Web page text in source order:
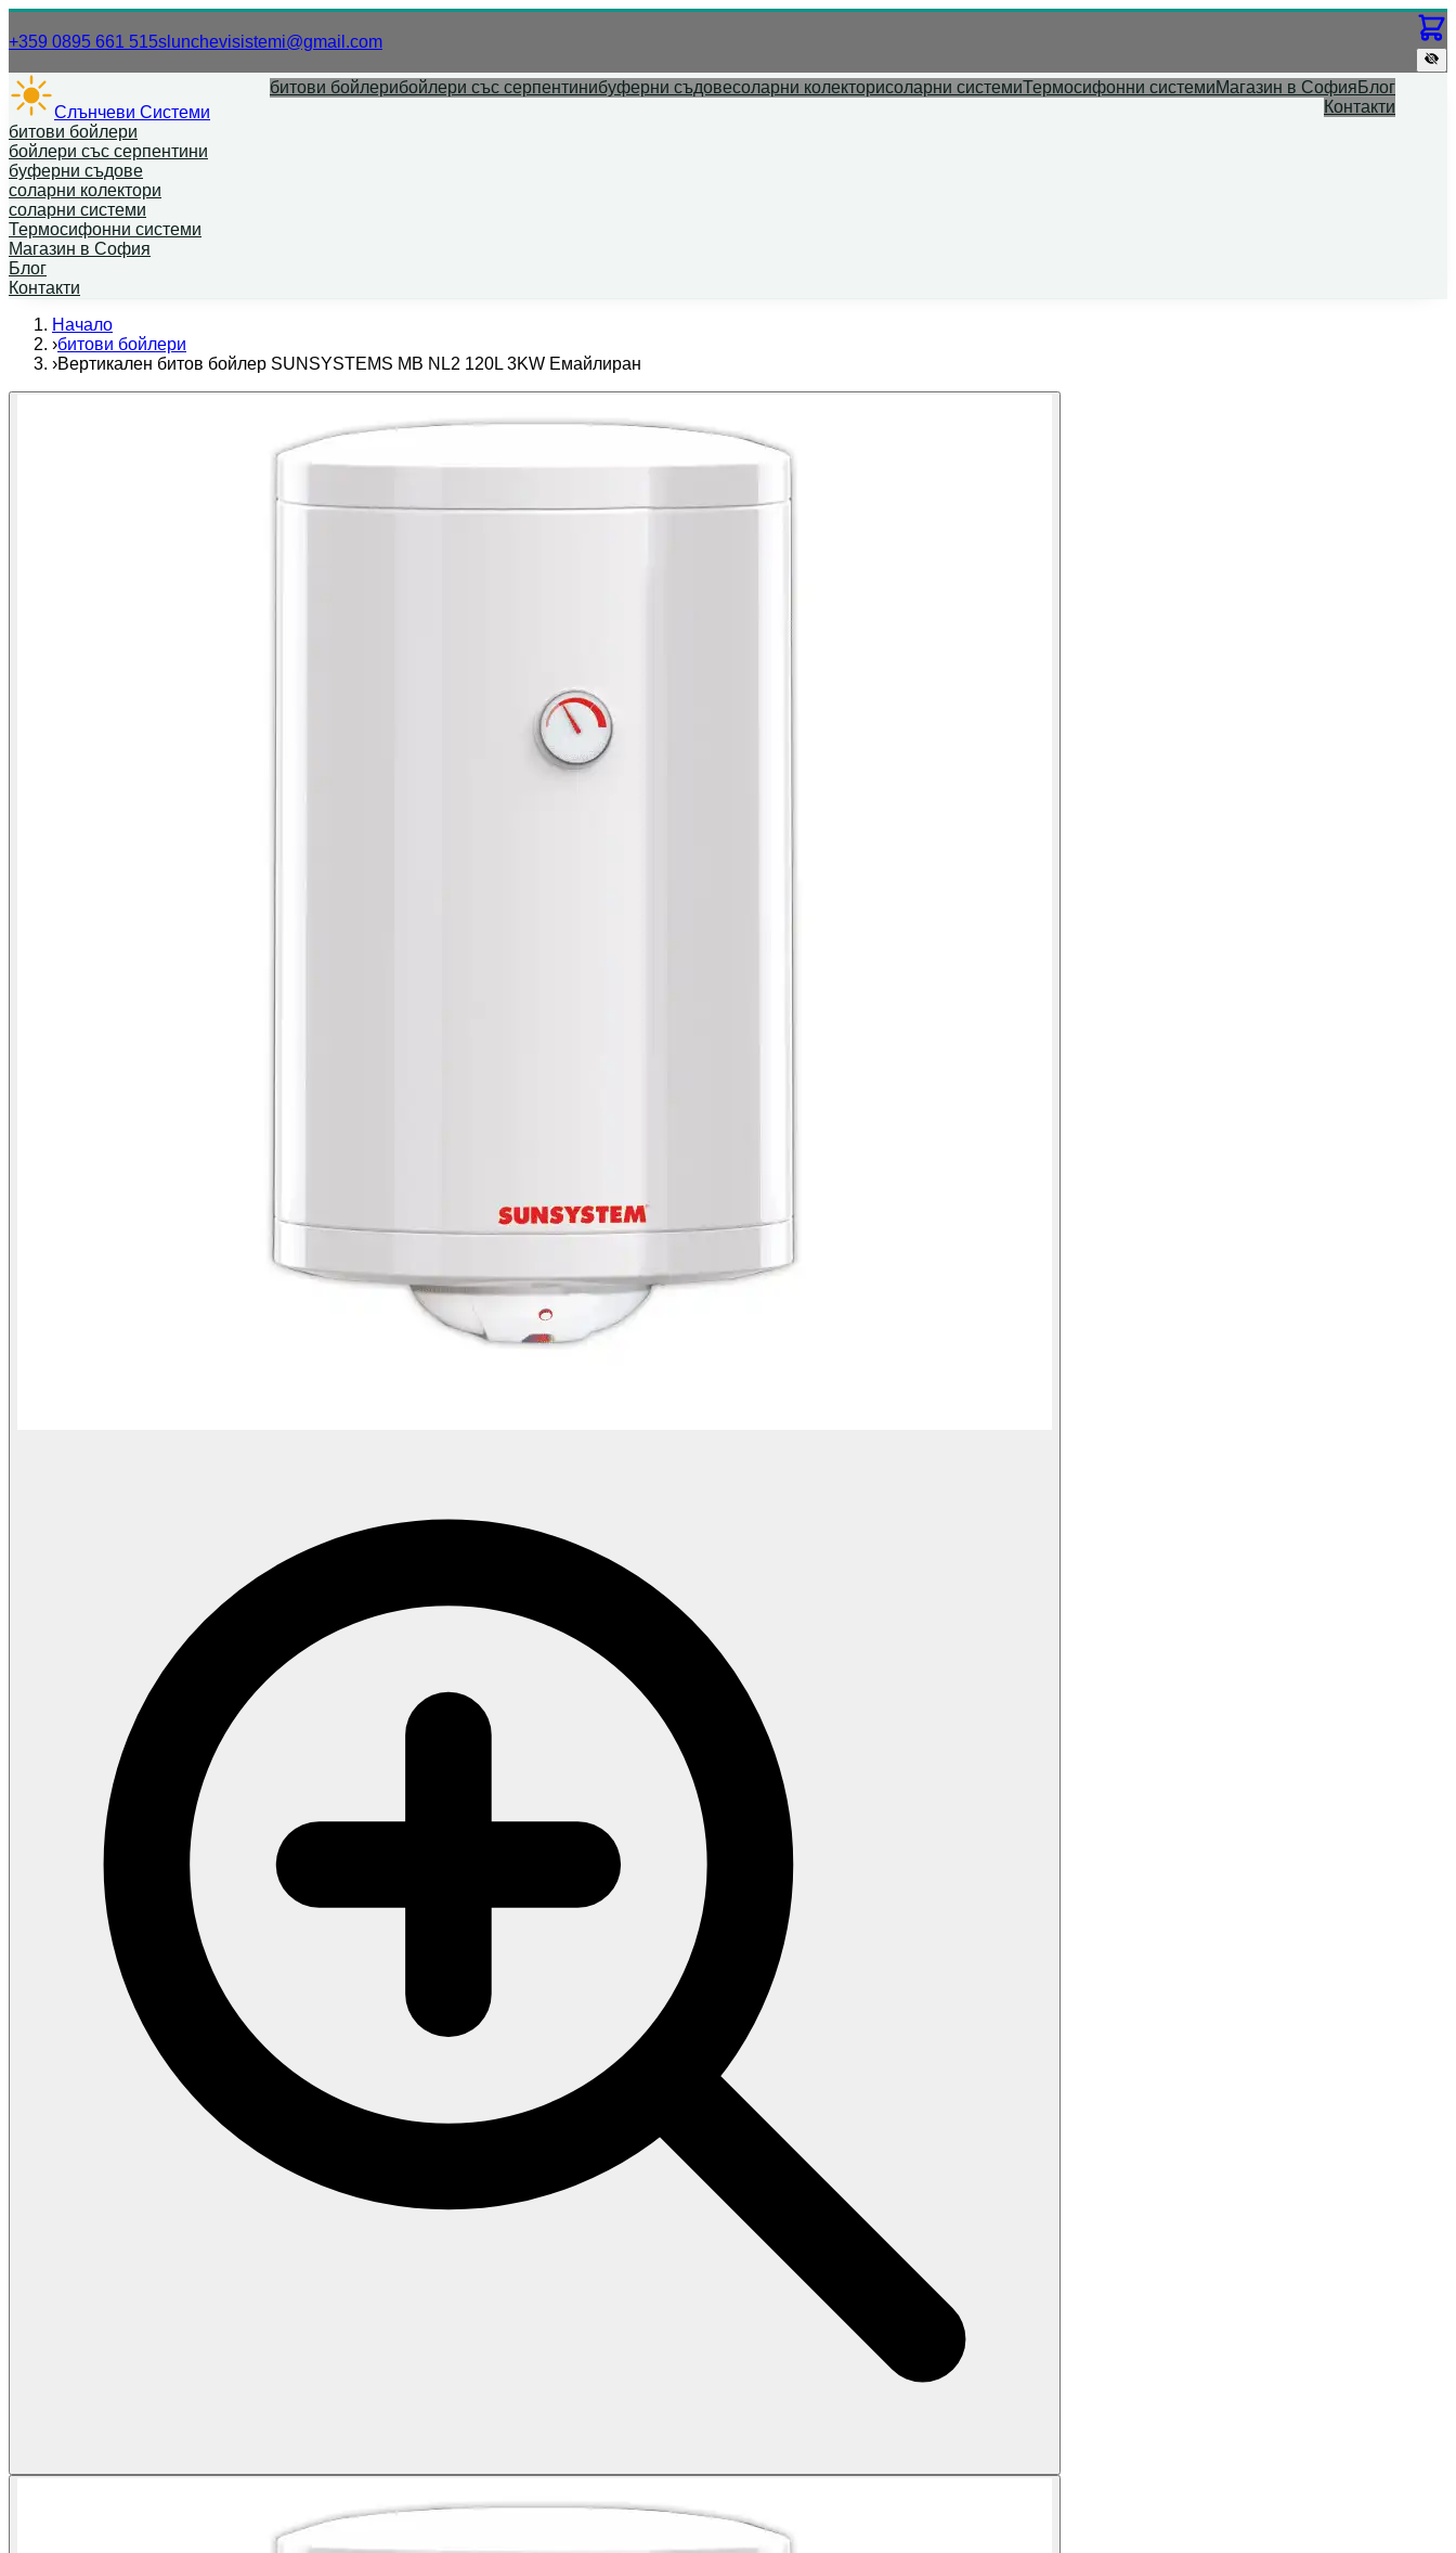
+359 0895 661 515Нашият телефонен номер.
slunchevisistemi@gmail.comНашият имейл адрес.
Слънчеви Системи
битови бойлерибойлери със серпентинибуферни съдовесоларни колекторисоларни системиТермосифонни системиМагазин в София Блог
Контакти
битови бойлери
бойлери със серпентини
буферни съдове
соларни колектори
соларни системи
Термосифонни системи
Магазин в София
Блог
Контакти
Начало
›битови бойлери
›Вертикален битов бойлер SUNSYSTEMS MB NL2 120L 3KW Емайлиран